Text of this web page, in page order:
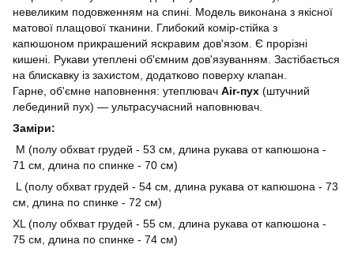
невеликим подовженням на спині. Модель виконана з якісної
матової плащової тканини. Глибокий комір-стійка з
капюшоном прикрашений яскравим дов'язом. Є прорізні
кишені. Рукави утеплені об'ємним дов'язуванням. Застібається
на блискавку із захистом, додатково поверху клапан.
Гарне, об'ємне наповнення: утеплювач Air-пух (штучний
лебединий пух) — ультрасучасний наповнювач.
Заміри:
М (полу обхват грудей - 53 см, длина рукава от капюшона -
71 см, длина по спинке - 70 см)
L (полу обхват грудей - 54 см, длина рукава от капюшона - 73
см, длина по спинке - 72 см)
XL (полу обхват грудей - 55 см, длина рукава от капюшона -
75 см, длина по спинке - 74 см)